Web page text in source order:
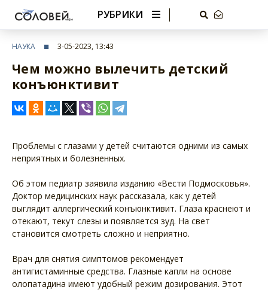
РУБРИКИ
НАУКА 3-05-2023, 13:43
Чем можно вылечить детский
конъюнктивит
Проблемы с глазами у детей считаются одними из самых
неприятных и болезненных.
Об этом педиатр заявила изданию «Вести Подмосковья».
Доктор медицинских наук рассказала, как у детей
выглядит аллергический конъюнктивит. Глаза краснеют и
отекают, текут слезы и появляется зуд. На свет
становится смотреть сложно и неприятно.
Врач для снятия симптомов рекомендует
антигистаминные средства. Глазные капли на основе
олопатадина имеют удобный режим дозирования. Этот